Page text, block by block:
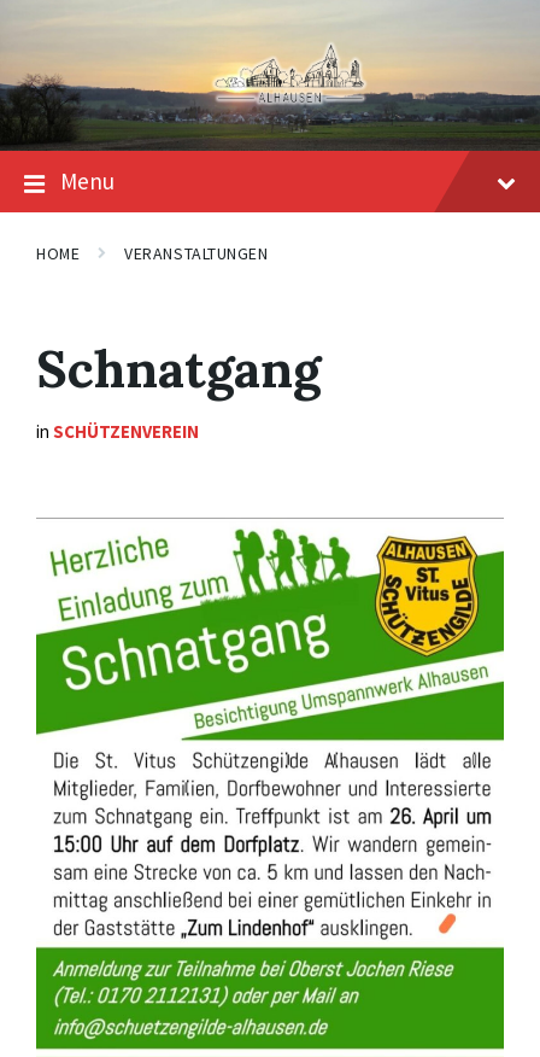
navigation
Menu
HOME VERANSTALTUNGEN
Schnatgang
in SCHÜTZENVEREIN